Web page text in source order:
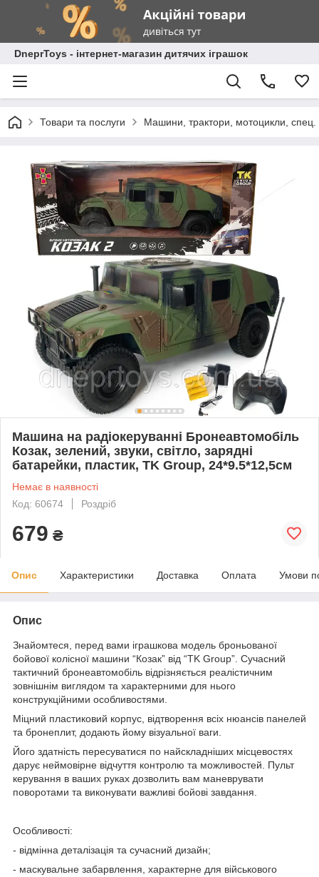
DneprToys - інтернет-магазин дитячих іграшок
Товари та послуги Машини, трактори, мотоцикли, спец.
Машина на радіокеруванні Бронеавтомобіль
Козак, зелений, звуки, світло, зарядні
батарейки, пластик, TK Group, 24*9.5*12,5см
Немає в наявності
Код: 60674
Роздріб
679 ₴
Опис Характеристики Доставка Оплата Умови
Опис
Знайомтеся, перед вами іграшкова модель броньованої
бойової колісної машини “Козак” від “TK Group”. Сучасний
тактичний бронеавтомобіль відрізняється реалістичним
зовнішнім виглядом та характерними для нього
конструкційними особливостями.
Міцний пластиковий корпус, відтворення всіх нюансів панелей
та бронеплит, додають йому візуальної ваги.
Його здатність пересуватися по найскладніших місцевостях
дарує неймовірне відчуття контролю та можливостей. Пульт
керування в ваших руках дозволить вам маневрувати
поворотами та виконувати важливі бойові завдання.
Особливості:
- відмінна деталізація та сучасний дизайн;
- маскувальне забарвлення, характерне для військового